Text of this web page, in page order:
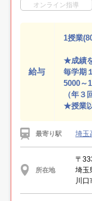
オンライン指導
給与
1授業
★成績
毎学期
5000～
（年３
★授業
最寄り駅 埼玉
所在地
〒
埼玉
川